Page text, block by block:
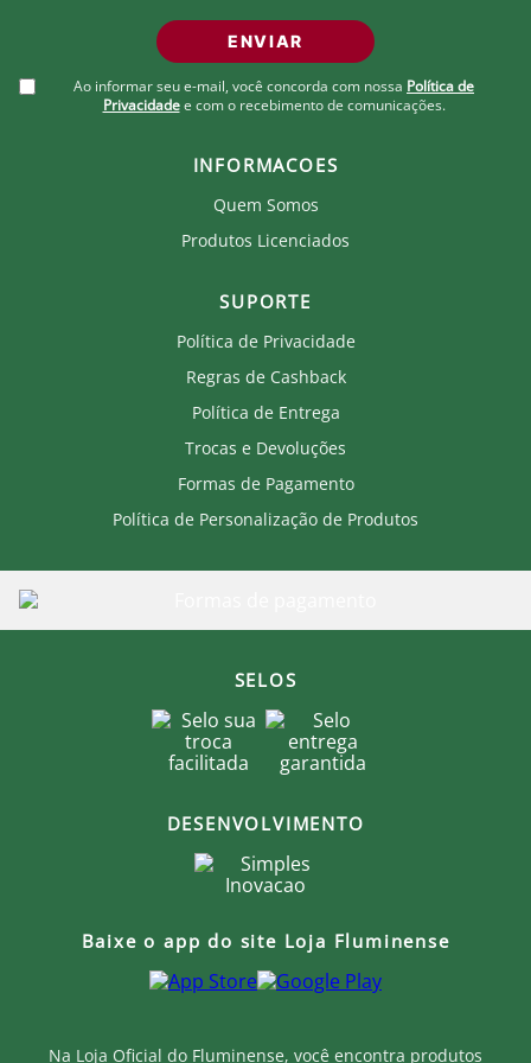
ENVIAR
Ao informar seu e-mail, você concorda com nossa Política de
Privacidade e com o recebimento de comunicações.
Na Loja Oficial do Fluminense, você encontra produtos
INFORMACOES
Quem Somos
Produtos Licenciados
SUPORTE
Política de Privacidade
Regras de Cashback
Política de Entrega
Trocas e Devoluções
Formas de Pagamento
Política de Personalização de Produtos
SELOS
DESENVOLVIMENTO
Baixe o app do site Loja Fluminense